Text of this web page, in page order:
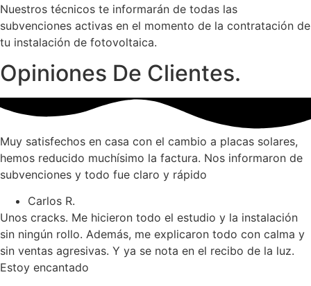
Nuestros técnicos te informarán de todas las
subvenciones activas en el momento de la contratación de
tu instalación de fotovoltaica.
Opiniones De Clientes.
Muy satisfechos en casa con el cambio a placas solares,
hemos reducido muchísimo la factura. Nos informaron de
subvenciones y todo fue claro y rápido
Carlos R.
Unos cracks. Me hicieron todo el estudio y la instalación
sin ningún rollo. Además, me explicaron todo con calma y
sin ventas agresivas. Y ya se nota en el recibo de la luz.
Estoy encantado